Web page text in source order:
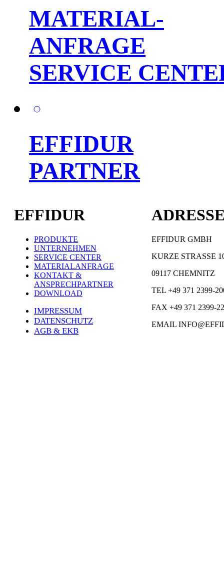
MATERIAL-
ANFRAGE
SERVICE
EFFIDUR
PARTNER
EFFIDUR
PRODUKTE
UNTERNEHMEN
SERVICE CENTER
MATERIALANFRAGE
KONTAKT &
ANSPRECHPARTNER
DOWNLOAD
IMPRESSUM
DATENSCHUTZ
AGB & EKB
EFFIDUR GMBH
KURZE STRASSE
09117 CHEMNITZ
TEL +49 371 2399-
FAX +49 371 2399-
EMAIL